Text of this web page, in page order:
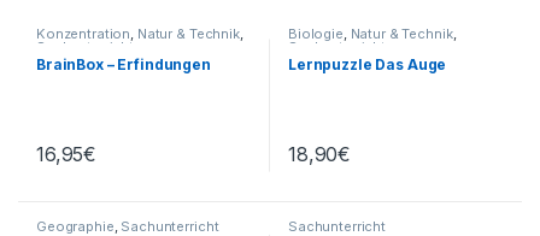
Konzentration, Natur & Technik,
Sachunterricht
BrainBox – Erfindungen
16,95€
Biologie, Natur & Technik,
Sachunterricht
Lernpuzzle Das Auge
18,90€
Geographie Sachunterricht Sachunterricht